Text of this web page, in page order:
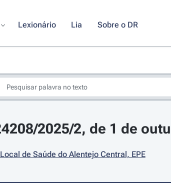
Lexionário Lia Sobre o DR
2025/2, de 1 de
de Saúde do Alentejo Central, EPE